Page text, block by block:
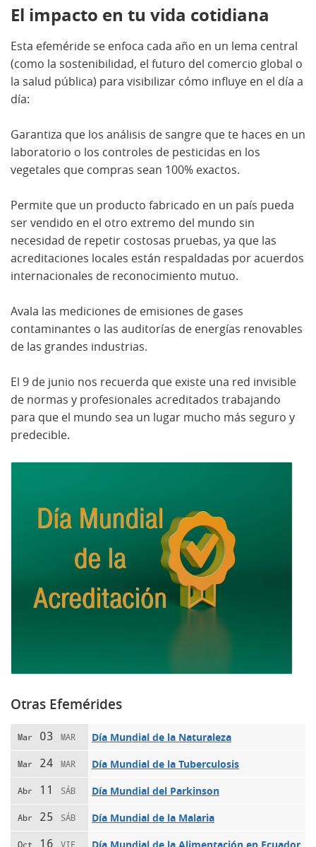
El impacto en tu vida cotidiana
Esta efeméride se enfoca cada año en un lema central
(como la sostenibilidad, el futuro del comercio global o
la salud pública) para visibilizar cómo influye en el día a
día:
Garantiza que los análisis de sangre que te haces en un
laboratorio o los controles de pesticidas en los
vegetales que compras sean 100% exactos.
Permite que un producto fabricado en un país pueda
ser vendido en el otro extremo del mundo sin
necesidad de repetir costosas pruebas, ya que las
acreditaciones locales están respaldadas por acuerdos
internacionales de reconocimiento mutuo.
Avala las mediciones de emisiones de gases
contaminantes o las auditorías de energías renovables
de las grandes industrias.
El 9 de junio nos recuerda que existe una red invisible
de normas y profesionales acreditados trabajando
para que el mundo sea un lugar mucho más seguro y
predecible.
Otras Efemérides
Mar 03 MAR Día Mundial de la Naturaleza
Mar 24 MAR Día Mundial de la Tuberculosis
Abr 11 SÁB Día Mundial del Parkinson
Abr 25 SÁB Día Mundial de la Malaria
Oct 16 VIE Día Mundial de la Alimentación en Ecuador